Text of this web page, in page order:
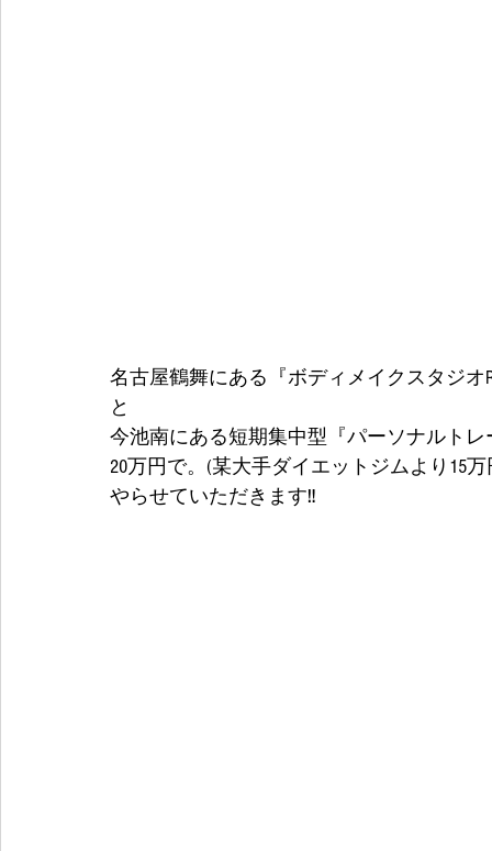
名古屋鶴舞にある『ボディメイクスタジオ
と
今池南にある短期集中型『パーソナルトレ
20万円で。(某大手ダイエットジムより15
やらせていただきます‼